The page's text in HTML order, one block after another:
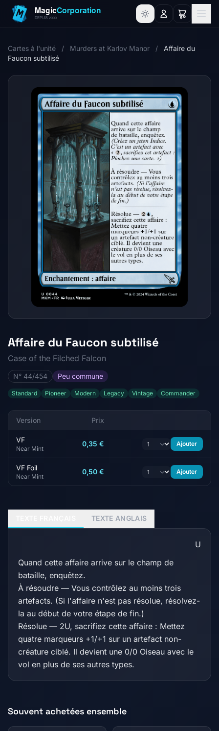
Cartes à l'unité / Murders at Karlov Manor /
Affaire du
Faucon subtilisé
Affaire du Faucon subtilisé
Case of the Filched Falcon
N° 44/454 Peu commune
Standard Pioneer Modern Legacy Vintage Commander
Version Prix
VF
Near Mint
0,35 € Ajouter
VF Foil
Near Mint
0,50 € Ajouter
TEXTE ANGLAIS
U
Quand cette affaire arrive sur le champ de
bataille, enquêtez.
À résoudre — Vous contrôlez au moins trois
artefacts. (Si l'affaire n'est pas résolue, résolvez-
la au début de votre étape de fin.)
Résolue — 2U, sacrifiez cette affaire : Mettez
quatre marqueurs +1/+1 sur un artefact non-
créature ciblé. Il devient une 0/0 Oiseau avec le
vol en plus de ses autres types.
Souvent achetées ensemble